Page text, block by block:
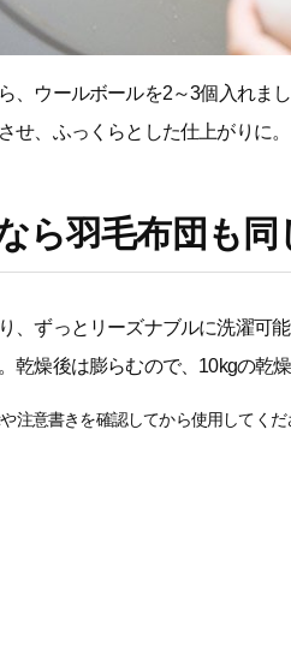
、ウールボールを2～3個入れま
せ、ふっくらとした仕上がりに
ら羽毛布団も同
、ずっとリーズナブルに洗濯可
乾燥後は膨らむので、10kgの乾
注意書きを確認してから使用してくだ